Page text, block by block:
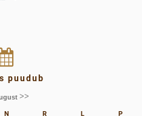
puudub
>>
N R L
P